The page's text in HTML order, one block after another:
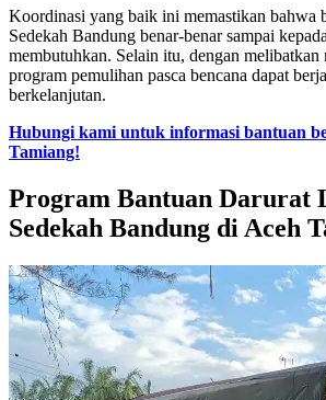
Koordinasi yang baik ini memastikan bahwa
Sedekah Bandung benar-benar sampai
membutuhkan. Selain itu, dengan melibatkan
program pemulihan pasca bencana dapat
berkelanjutan.
Hubungi kami untuk informasi bantuan
Tamiang!
Program Bantuan Darurat
Sedekah Bandung di Aceh